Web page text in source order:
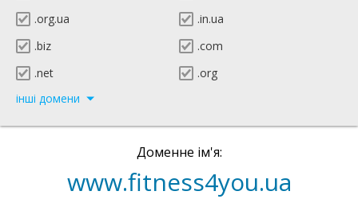
.org.ua
.in.ua
.biz
.com
.net
.org
інші домени
Доменне ім'я:
www.fitness4you.ua